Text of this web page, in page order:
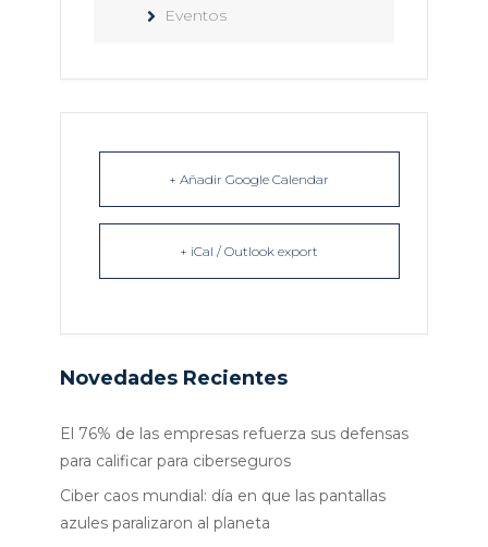
Eventos
+ Añadir Google Calendar
+ iCal / Outlook export
Novedades Recientes
El 76% de las empresas refuerza sus defensas
para calificar para ciberseguros
Ciber caos mundial: día en que las pantallas
azules paralizaron al planeta